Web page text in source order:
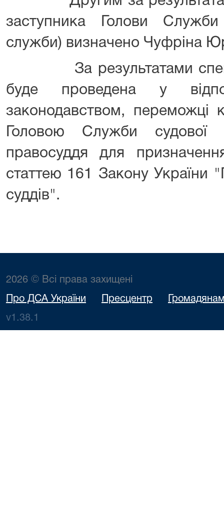
заступника Голови
служби) визначено Чуфріна
За результатами
буде проведена у
законодавством, переможці
Головою Служби
правосуддя для
статтею 161 Закону України
суддів".
2026 © Всі права захищені
Про ДСА України Пресцентр
v1.38.1